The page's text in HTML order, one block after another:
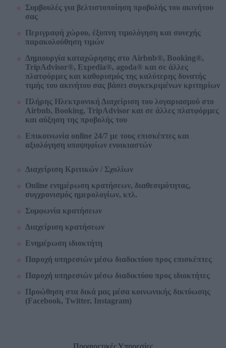
Συμβουλές για βελτιστοποίηση προβολής του ακινήτου
σας
Περιγραφή χώρου, έξυπνη τιμολόγηση και συνεχής
παρακολούθηση τιμών
Δημιουργία καταχώρησης στο Airbnb®, Booking®,
TripAdvisor®, Expedia®, agoda® και σε άλλες
πλατφόρμες και καθορισμός της καλύτερης δυνατής
τιμής του ακινήτου σας βάσει συγκεκριμένων κριτηρίων
Πλήρης Ηλεκτρονική Διαχείριση του λογαριασμού στο
Airbnb, Booking, TripAdvisor και σε άλλες πλατφόρμες
και αύξηση της προβολής του
Επικοινωνία online 24/7 με τους επισκέπτες και
αξιολόγηση υποψηφίων ενοικιαστών
Διαχείριση Κριτικών / Σχολίων
Online ενημέρωση κρατήσεων, διαθεσιμότητας,
συγχρονισμός ημερολογίων, κτλ.
Συμφωνία κρατήσεων
Διαχείριση κρατήσεων
Ενημέρωση ιδιοκτήτη
Παροχή υπηρεσιών μέσω διαδικτύου προς επισκέπτες
Παροχή υπηρεσιών μέσω διαδικτύου προς ιδιοκτήτες
Προώθηση στα δικά μας μέσα κοινωνικής δικτύωσης
(Facebook, Twitter, Instagram)
Προαιρετικές Υπηρεσίες